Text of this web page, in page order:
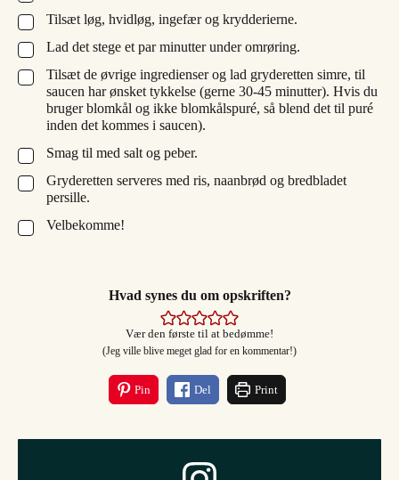
▢
Tilsæt løg, hvidløg, ingefær og krydderierne.
▢
Lad det stege et par minutter under omrøring.
▢
Tilsæt de øvrige ingredienser og lad gryderetten simre, til
saucen har ønsket tykkelse (gerne 30-45 minutter). Hvis du
bruger blomkål og ikke blomkålspuré, så blend det til puré
inden det kommes i saucen).
▢
Smag til med salt og peber.
▢
Gryderetten serveres med ris, naanbrød og bredbladet
persille.
▢
Velbekomme!
Hvad synes du om opskriften?
Vær den første til at bedømme!
(Jeg ville blive meget glad for en kommentar!)
Pin Del Print